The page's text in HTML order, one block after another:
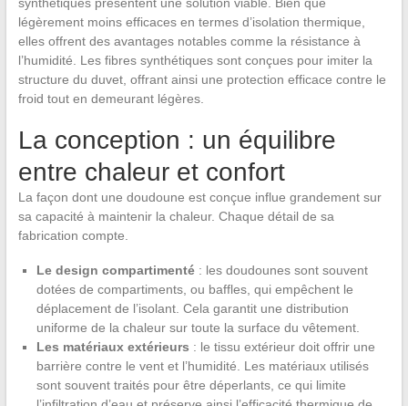
légèrement moins efficaces en termes d’isolation thermique,
elles offrent des avantages notables comme la résistance à
l’humidité. Les fibres synthétiques sont conçues pour imiter la
structure du duvet, offrant ainsi une protection efficace contre le
froid tout en demeurant légères.
La conception : un équilibre
entre chaleur et confort
La façon dont une doudoune est conçue influe grandement sur
sa capacité à maintenir la chaleur. Chaque détail de sa
fabrication compte.
Le design compartimenté : les doudounes sont souvent
dotées de compartiments, ou baffles, qui empêchent le
déplacement de l’isolant. Cela garantit une distribution
uniforme de la chaleur sur toute la surface du vêtement.
Les matériaux extérieurs : le tissu extérieur doit offrir une
barrière contre le vent et l’humidité. Les matériaux utilisés
sont souvent traités pour être déperlants, ce qui limite